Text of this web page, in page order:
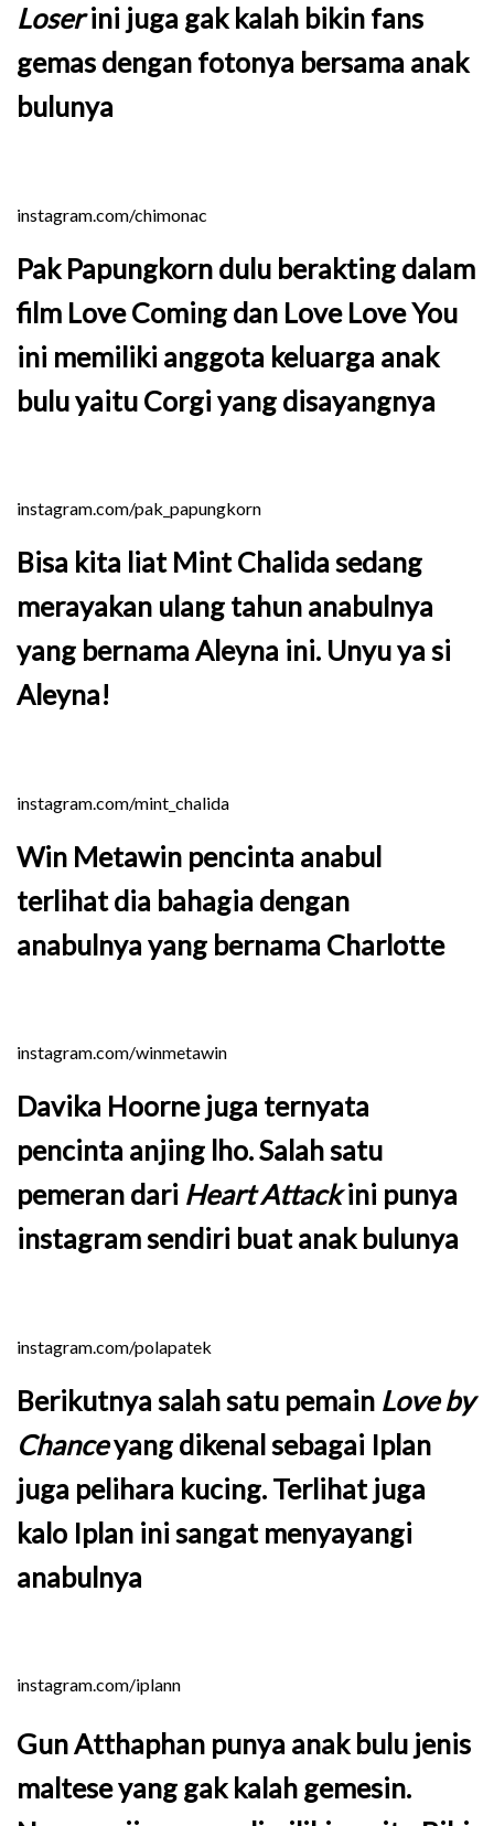
Loserini juga gak kalah bikin fans
gemas dengan fotonya bersama anak
bulunya
instagram.com/chimonac
Pak Papungkorn dulu berakting dalam
film Love Coming dan Love Love You
ini memiliki anggota keluarga anak
bulu yaitu Corgi yang disayangnya
instagram.com/pak_papungkorn
Bisa kita liat Mint Chalida sedang
merayakan ulang tahun anabulnya
yang bernama Aleyna ini. Unyu ya si
Aleyna!
instagram.com/mint_chalida
Win Metawin pencinta anabul
terlihat dia bahagia dengan
anabulnya yang bernama Charlotte
instagram.com/winmetawin
Davika Hoorne juga ternyata
pencinta anjing lho. Salah satu
pemeran dari Heart Attackini punya
instagram sendiri buat anak bulunya
instagram.com/polapatek
Berikutnya salah satu pemain Love by
Chanceyang dikenal sebagai Iplan
juga pelihara kucing. Terlihat juga
kalo Iplan ini sangat menyayangi
anabulnya
instagram.com/iplann
Gun Atthaphan punya anak bulu jenis
maltese yang gak kalah gemesin.